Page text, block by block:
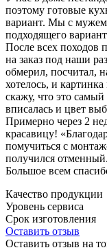
поэтому готовые
вариант. Мы с
подходящего
После всех походов
на заказ под наши
обмерил, посчитал,
хотелось, и
скажу, что это
вписалась и цвет
Примерно через 2
красавицу!
помучиться с
получился отменный.
Большое всем
Качество продукции
Уровень сервиса
Срок изготовления
Оставить отзыв
Оставить отзыв на